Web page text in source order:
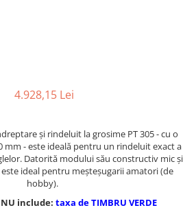
si cap
si
4.928,15 Lei
şi rindeluit la grosime PT 305 - cu o
mm - este ideală pentru un rindeluit exact a
Datorită modului său constructiv mic şi
ideal pentru meşteşugarii amatori (de
hobby).
include: taxa de TIMBRU VERDE